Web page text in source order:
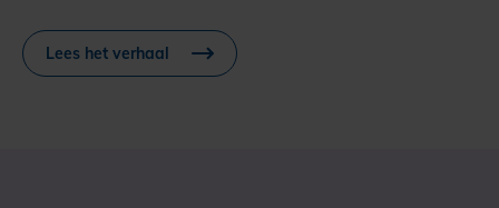
Lees het verhaal